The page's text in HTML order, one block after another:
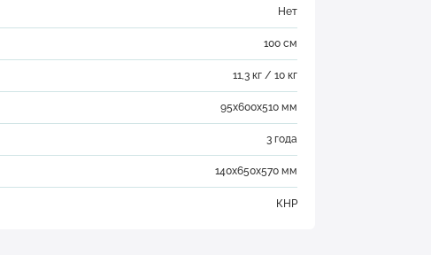
Нет
100 см
11,3 кг / 10 кг
95х600х510 мм
3 года
140х650х570 мм
КНР